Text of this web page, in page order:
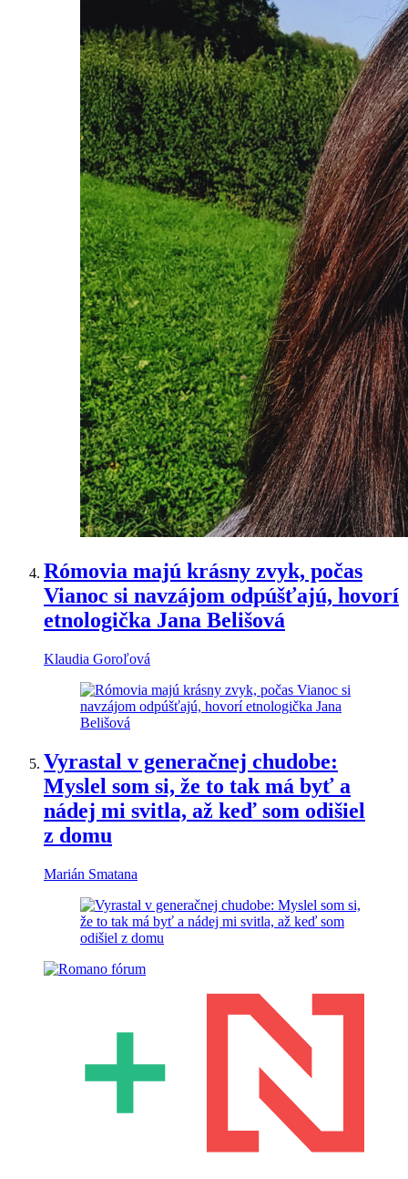
Rómovia majú krásny zvyk, počas
Vianoc si navzájom odpúšťajú, hovorí
etnologička Jana Belišová
Klaudia Goroľová
Vyrastal v generačnej chudobe:
Myslel som si, že to tak má byť a
nádej mi svitla, až keď som odišiel
z domu
Marián Smatana